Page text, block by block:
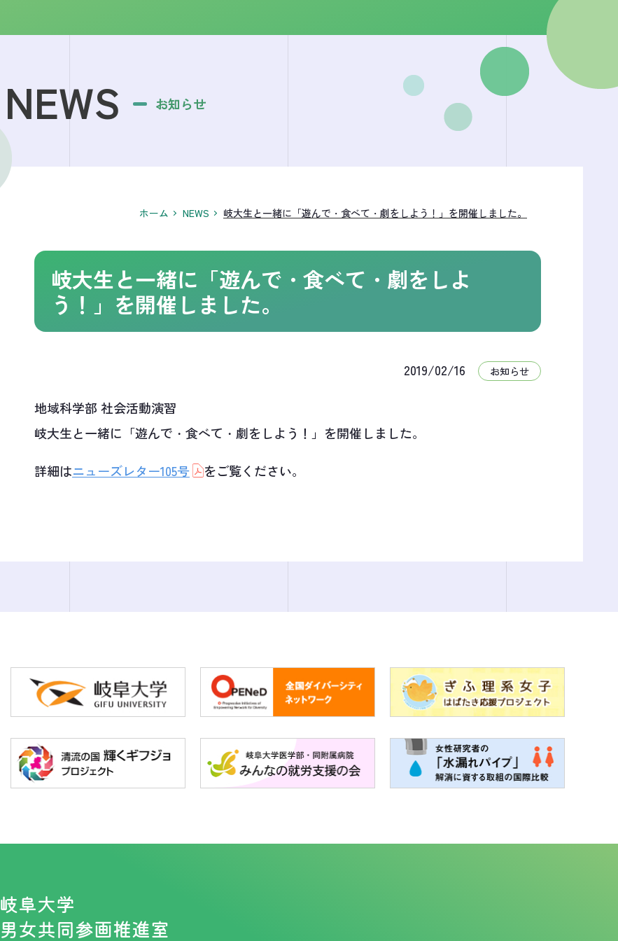
NEWS お知らせ
ホーム NEWS 岐大生と一緒に「遊んで・食べて・劇をしよう！」を開催しました。
岐大生と一緒に「遊んで・食べて・劇をしよ
う！」を開催しました。
2019/02/16 お知らせ
地域科学部 社会活動演習
岐大生と一緒に「遊んで・食べて・劇をしよう！」を開催しました。
詳細はニューズレター105号 をご覧ください。
岐阜大学
男女共同参画推進室